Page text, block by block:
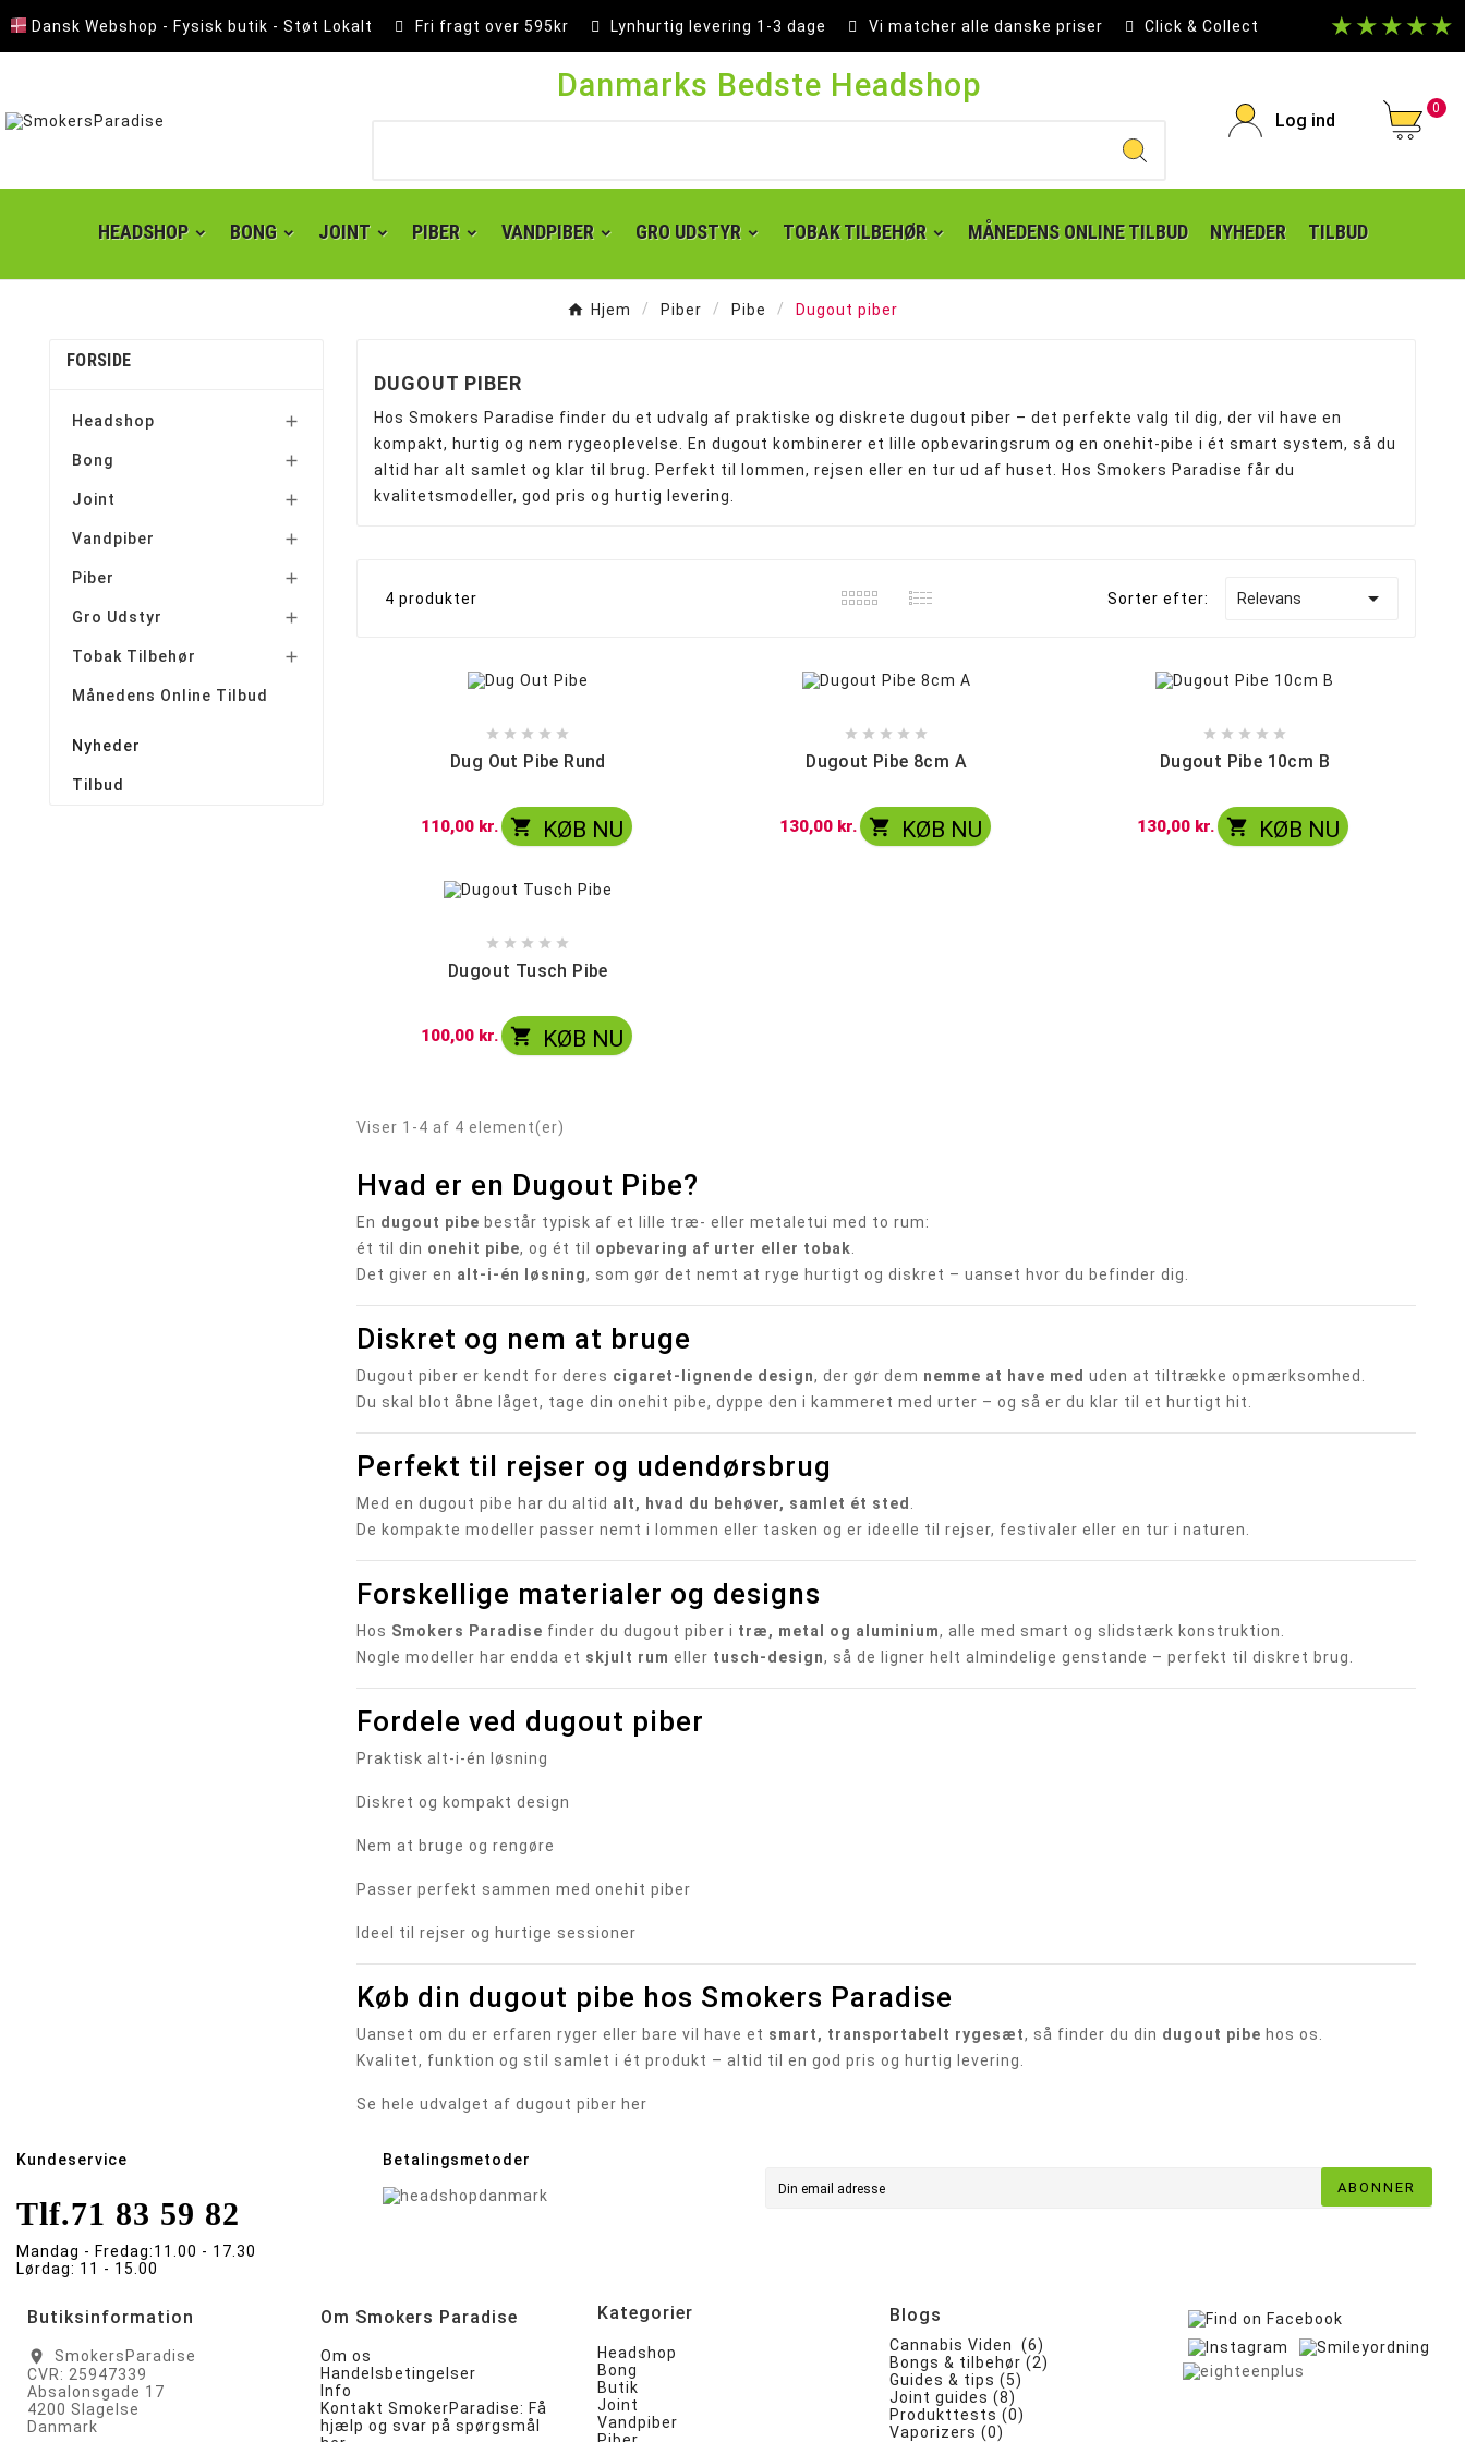
Dansk Webshop - Fysisk butik - Støt Lokalt Fri fragt over 595kr Lynhurtig levering 1-3 dage Vi matcher alle danske priser Click & Collect ★★★★★
Danmarks Bedste Headshop
Log ind
0
HEADSHOP BONG JOINT PIBER VANDPIBER GRO UDSTYR TOBAK TILBEHØR MÅNEDENS ONLINE TILBUD NYHEDER TILBUD
Hjem Piber Pibe Dugout piber
FORSIDE
Headshop 
Bong 
Joint 
Vandpiber 
Piber 
Gro Udstyr 
Tobak Tilbehør 
Månedens Online Tilbud
Nyheder
Tilbud
DUGOUT PIBER
Hos Smokers Paradise finder du et udvalg af praktiske og diskrete dugout piber – det perfekte valg til dig, der vil have en
kompakt, hurtig og nem rygeoplevelse. En dugout kombinerer et lille opbevaringsrum og en onehit-pibe i ét smart system, så du
altid har alt samlet og klar til brug. Perfekt til lommen, rejsen eller en tur ud af huset. Hos Smokers Paradise får du
kvalitetsmodeller, god pris og hurtig levering.
4 produkter Sorter efter: Relevans 
    
Dug Out Pibe Rund
110,00 kr.  KØB NU
    
Dugout Pibe 8cm A
130,00 kr.  KØB NU
    
Dugout Pibe 10cm B
130,00 kr.  KØB NU
    
Dugout Tusch Pibe
100,00 kr.  KØB NU
Viser 1-4 af 4 element(er)
Hvad er en Dugout Pibe?
En dugout pibe består typisk af et lille træ- eller metaletui med to rum:
ét til din onehit pibe, og ét til opbevaring af urter eller tobak
Det giver en alt-i-én løsning, som gør det nemt at ryge hurtigt og diskret – uanset hvor du befinder dig.
Diskret og nem at bruge
Dugout piber er kendt for deres cigaret-lignende design, der gør dem nemme at have med uden at tiltrække opmærksomhed.
Du skal blot åbne låget, tage din onehit pibe, dyppe den i kammeret med urter – og så er du klar til et hurtigt hit.
Perfekt til rejser og udendørsbrug
Med en dugout pibe har du altid alt, hvad du behøver, samlet ét sted
De kompakte modeller passer nemt i lommen eller tasken og er ideelle til rejser, festivaler eller en tur i naturen.
Forskellige materialer og designs
Hos Smokers Paradise finder du dugout piber i træ, metal og aluminium, alle med smart og slidstærk konstruktion.
Nogle modeller har endda et skjult rum eller tusch-design, så de ligner helt almindelige genstande – perfekt til diskret brug.
Fordele ved dugout piber
Praktisk alt-i-én løsning
Diskret og kompakt design
Nem at bruge og rengøre
Passer perfekt sammen med onehit piber
Ideel til rejser og hurtige sessioner
Køb din dugout pibe hos Smokers Paradise
Uanset om du er erfaren ryger eller bare vil have et smart, transportabelt rygesæt, så finder du din dugout pibe hos os.
Kvalitet, funktion og stil samlet i ét produkt – altid til en god pris og hurtig levering.
Se hele udvalget af dugout piber her
Kundeservice
Tlf.71 83 59 82
Mandag - Fredag:11.00 - 17.30
Lørdag: 11 - 15.00
Betalingsmetoder
ABONNER
Butiksinformation
location_on
SmokersParadise
CVR: 25947339
Absalonsgade 17
4200 Slagelse
Danmark
Om Smokers Paradise
Om os
Handelsbetingelser
Info
Kontakt SmokerParadise: Få
hjælp og svar på spørgsmål
Kategorier
Headshop
Bong
Butik
Joint
Vandpiber
Blogs
Cannabis Viden (6)
Bongs & tilbehør (2)
Guides & tips (5)
Joint guides (8)
Produkttests (0)
Vaporizers (0)